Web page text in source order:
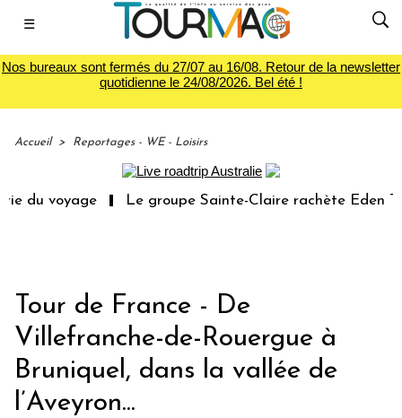
☰
Nos bureaux sont fermés du 27/07 au 16/08. Retour de la newsletter
quotidienne le 24/08/2026. Bel été !
Accueil > Reportages - WE - Loisirs
Le groupe Sainte-Claire rachète Eden Tour
Tour de France - De
Villefranche-de-Rouergue à
Bruniquel, dans la vallée de
l’Aveyron...